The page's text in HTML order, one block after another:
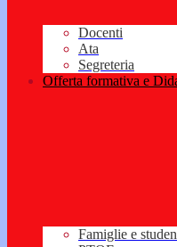
Docenti
Ata
Segreteria
Offerta formativa e
Famiglie e